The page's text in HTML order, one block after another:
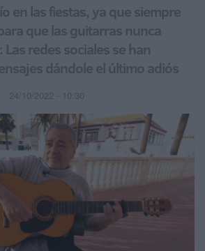
en las fiestas, ya que siempre
que las guitarras nunca
redes sociales se han
dándole el último adiós
24/10/2022 - 10:30